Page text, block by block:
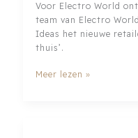
Voor Electro World
team van Electro
Ideas het nieuwe
thuis’.
Electro
Meer lezen »